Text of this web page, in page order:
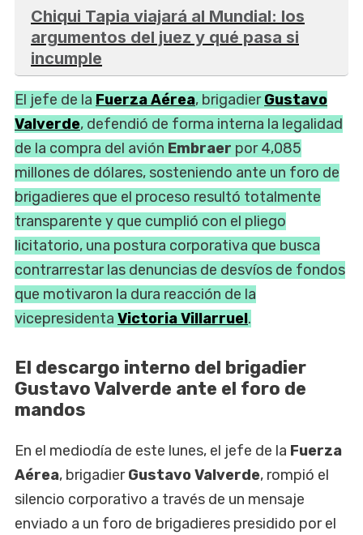
Chiqui Tapia viajará al Mundial: los
argumentos del juez y qué pasa si
incumple
El jefe de la Fuerza Aérea, brigadierGustavo
Valverde, defendió de forma interna la legalidad
de la compra del avión Embraer por 4,085
millones de dólares, sosteniendo ante un foro de
brigadieres que el proceso resultó totalmente
transparente y que cumplió con el pliego
licitatorio, una postura corporativa que busca
contrarrestar las denuncias de desvíos de fondos
que motivaron la dura reacción de la
vicepresidenta Victoria Villarruel.
El descargo interno del brigadier
Gustavo Valverde ante el foro de
mandos
En el mediodía de este lunes, el jefe de la Fuerza
Aérea, brigadierGustavo Valverde, rompió el
silencio corporativo a través de un mensaje
enviado a un foro de brigadieres presidido por el